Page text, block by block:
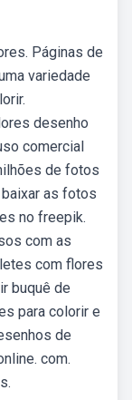
Páginas de
variedade
desenho
comercial
de fotos
as fotos
no freepik.
com as
com flores
buquê de
para colorir e
de
com.